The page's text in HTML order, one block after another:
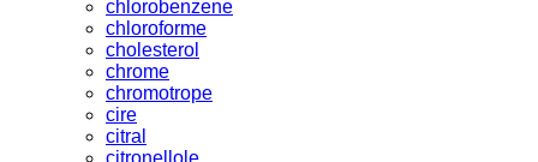
chlorobenzene
chloroforme
cholesterol
chrome
chromotrope
cire
citral
citronellole